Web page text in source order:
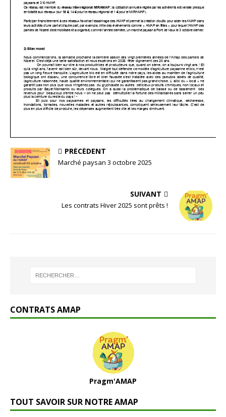
PRÉCÉDENT
Marché paysan 3 octobre 2025
SUIVANT
Les contrats Hiver 2025 sont prêts !
CONTRATS AMAP
Pragm'AMAP
TOUT SAVOIR SUR NOTRE AMAP